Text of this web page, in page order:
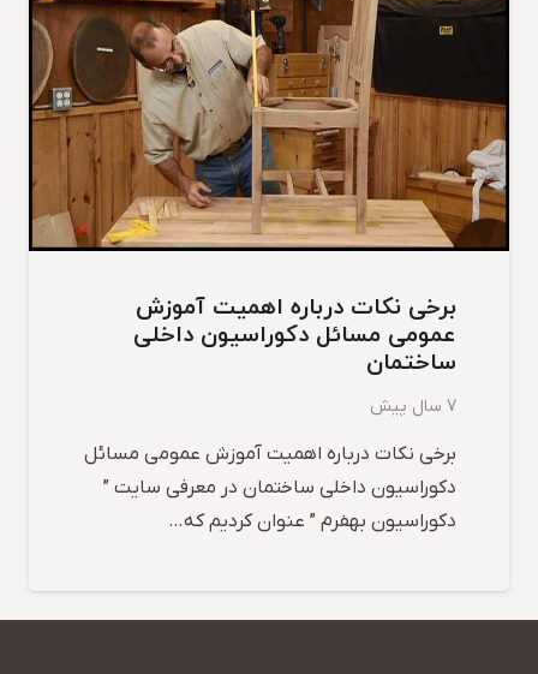
برخی نکات درباره اهمیت آموزش
عمومی مسائل دکوراسیون داخلی
ساختمان
7 سال پیش
برخی نکات درباره اهمیت آموزش عمومی مسائل
دکوراسیون داخلی ساختمان در معرفی سایت ”
دکوراسیون بهفرم ” عنوان کردیم که…